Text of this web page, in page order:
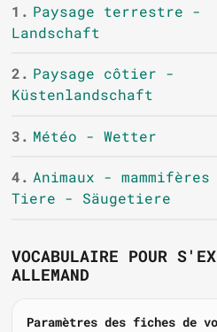
1. Paysage terrestre -
Landschaft
2. Paysage côtier -
Küstenlandschaft
3. Météo - Wetter
4. Animaux -
Tiere - Säugetiere
VOCABULAIRE POUR
ALLEMAND
Paramètres des fiches de